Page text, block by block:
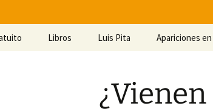
Libros Luis Pita Apariciones